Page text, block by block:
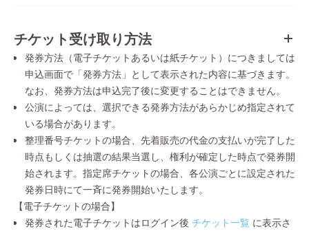
チケット受け取り方法
発券方法（電子チケットあるいは紙チケット）につきましては
申込画面で「発券方法」として表示された内容に基づきます。
なお、発券方法は申込完了後に変更することはできません。
公演によっては、選択できる発券方法があらかじめ指定されて
いる場合があります。
整理番号チケットの場合、先着販売の代金の支払いが完了した
時点もしくは抽選の結果当選し、権利が確定した時点で発券開
始されます。指定席チケットの場合、各公演ごとに設定された
発券日時にて一斉に発券開始いたします。
【電子チケットの場合】
発券された電子チケットはログイン後 チケット一覧 に表示さ